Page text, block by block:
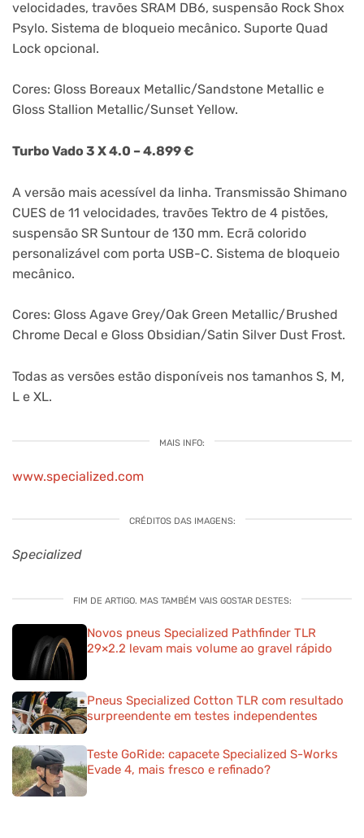
velocidades, travões SRAM DB6, suspensão Rock Shox
Psylo. Sistema de bloqueio mecânico. Suporte Quad
Lock opcional.
Cores: Gloss Boreaux Metallic/Sandstone Metallic e
Gloss Stallion Metallic/Sunset Yellow.
Turbo Vado 3 X 4.0 – 4.899 €
A versão mais acessível da linha. Transmissão Shimano
CUES de 11 velocidades, travões Tektro de 4 pistões,
suspensão SR Suntour de 130 mm. Ecrã colorido
personalizável com porta USB-C. Sistema de bloqueio
mecânico.
Cores: Gloss Agave Grey/Oak Green Metallic/Brushed
Chrome Decal e Gloss Obsidian/Satin Silver Dust Frost.
Todas as versões estão disponíveis nos tamanhos S, M,
L e XL.
MAIS INFO:
www.specialized.com
CRÉDITOS DAS IMAGENS:
Specialized
FIM DE ARTIGO. MAS TAMBÉM VAIS GOSTAR DESTES:
Novos pneus Specialized Pathfinder TLR
29×2.2 levam mais volume ao gravel rápido
Pneus Specialized Cotton TLR com resultado
surpreendente em testes independentes
Teste GoRide: capacete Specialized S-Works
Evade 4, mais fresco e refinado?